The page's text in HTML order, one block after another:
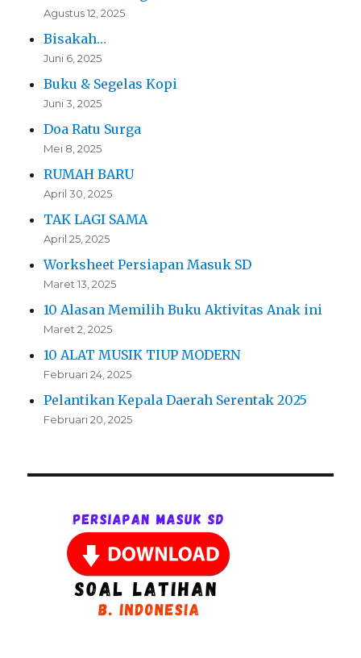
Agustus 12, 2025
Bisakah…
Juni 6, 2025
Buku & Segelas Kopi
Juni 3, 2025
Doa Ratu Surga
Mei 8, 2025
RUMAH BARU
April 30, 2025
TAK LAGI SAMA
April 25, 2025
Worksheet Persiapan Masuk SD
Maret 13, 2025
10 Alasan Memilih Buku Aktivitas Anak ini
Maret 2, 2025
10 ALAT MUSIK TIUP MODERN
Februari 24, 2025
Pelantikan Kepala Daerah Serentak 2025
Februari 20, 2025